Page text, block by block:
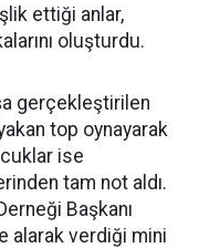
ettiği anlar,
oluşturdu.
gerçekleştirilen
top oynayarak
ise
tam not aldı.
Başkanı
alarak verdiği mini